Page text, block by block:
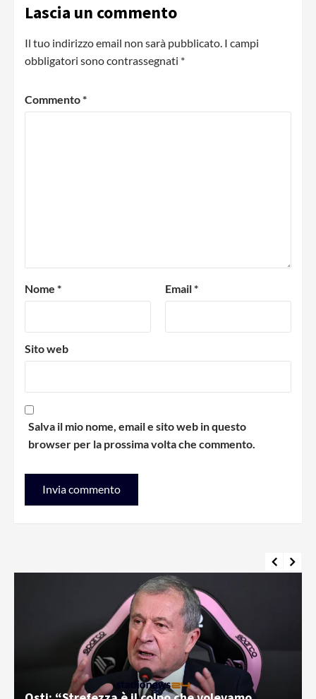
Lascia un commento
Il tuo indirizzo email non sarà pubblicato. I campi
obbligatori sono contrassegnati *
Commento*
Nome * Email*
Sito web
Salva il mio nome, email e sito web in questo
browser per la prossima volta che commento.